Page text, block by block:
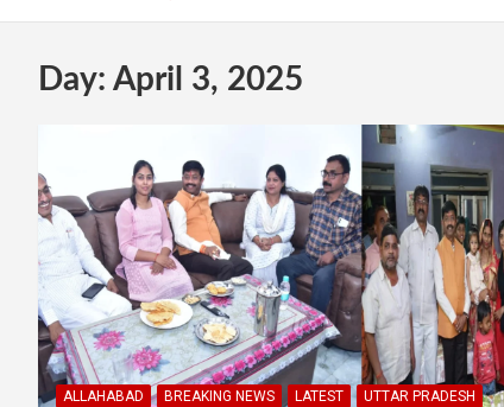
Day: April 3, 2025
ALLAHABAD BREAKING NEWS LATEST UTTAR PRADESH